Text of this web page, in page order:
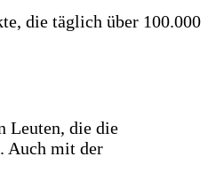
die täglich über 100.000
Leuten, die die
Auch mit der